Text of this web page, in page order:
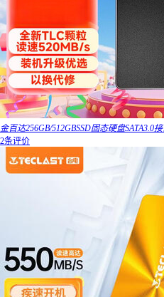
金百达256GB/512GBSSD固态硬盘SATA3.0
2条评价